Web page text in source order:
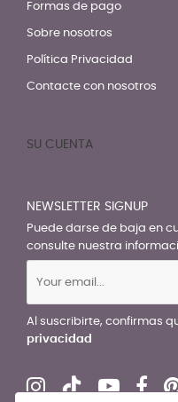
Formas de pago
Sobre nosotros
Política Privacidad
Contacte con nosotros
SU CUENTA
NEWSLETTER SIGNUP
Puede darse de baja en
consulte nuestra
Al suscribirte, confirmas
privacidad